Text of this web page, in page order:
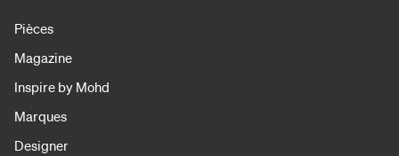
Pièces
Magazine
Inspire by Mohd
Marques
Designer